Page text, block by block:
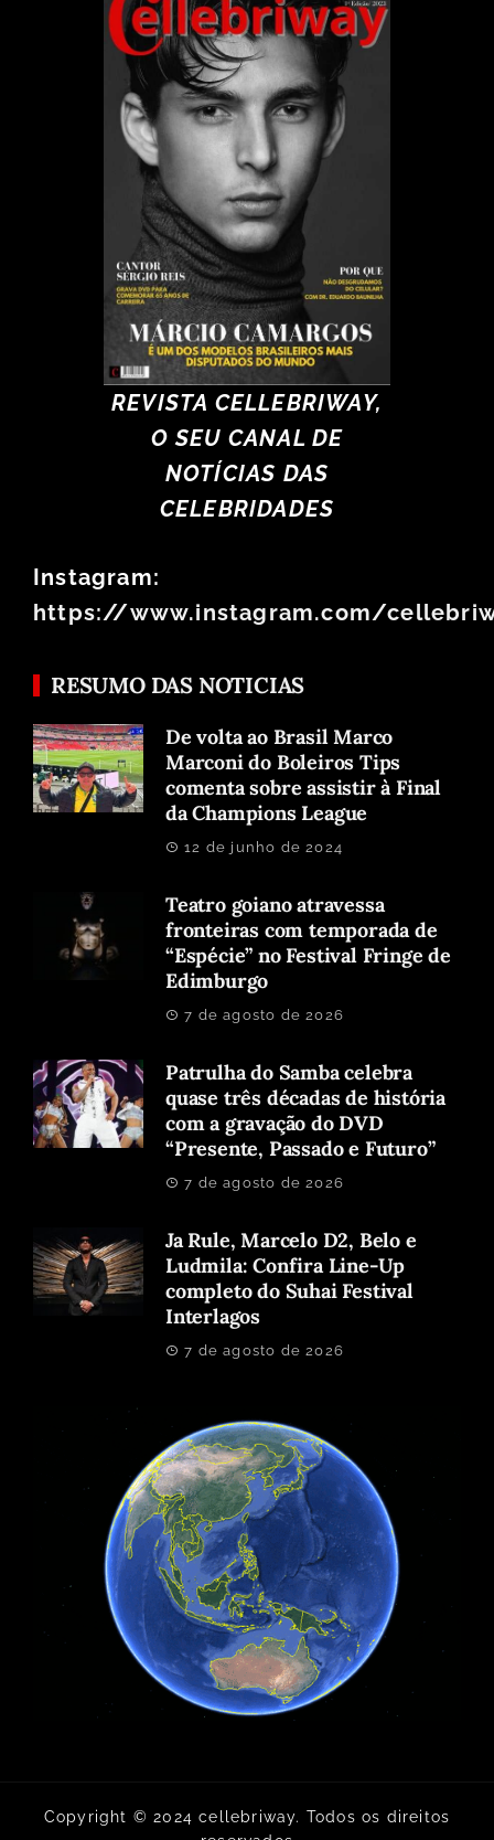
REVISTA CELLEBRIWAY,
O SEU CANAL DE
NOTÍCIAS DAS
CELEBRIDADES
Instagram:
https://www.instagram.com/
RESUMO DAS NOTICIAS
De volta ao Brasil Marco
Marconi do Boleiros Tips
comenta sobre assistir à Final
da Champions League
12 de junho de 2024
Teatro goiano atravessa
fronteiras com temporada de
“Espécie” no Festival Fringe de
Edimburgo
7 de agosto de 2026
Patrulha do Samba celebra
quase três décadas de história
com a gravação do DVD
“Presente, Passado e Futuro”
7 de agosto de 2026
Ja Rule, Marcelo D2, Belo e
Ludmila: Confira Line-Up
completo do Suhai Festival
Interlagos
7 de agosto de 2026
Copyright © 2024 cellebriway. Todos os direitos